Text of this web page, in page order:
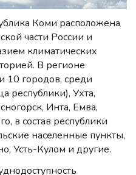
Коми расположена
части России и
климатических
В регионе
10 городов, среди
республики), Ухта,
Инта, Емва,
в состав республики
населенные пункты,
Усть-Кулом и другие.